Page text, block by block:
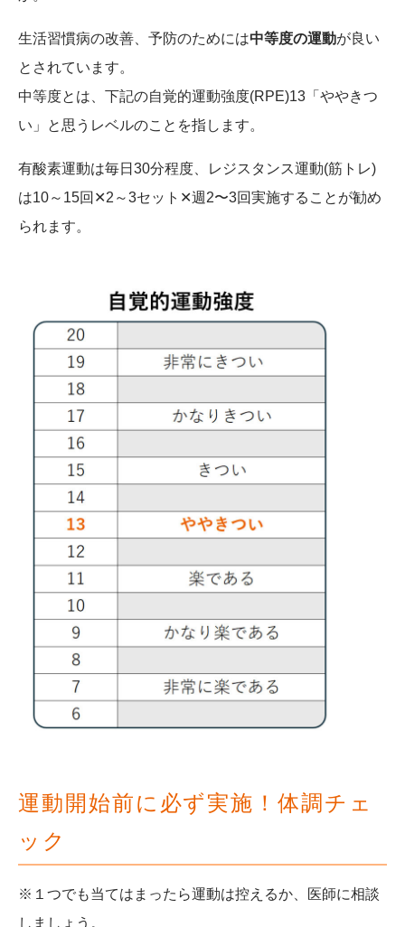
生活習慣病の改善、予防のためには中等度の運動が良い
とされています。
中等度とは、下記の自覚的運動強度(RPE)13「ややきつ
い」と思うレベルのことを指します。
有酸素運動は毎日30分程度、レジスタンス運動(筋トレ)
は10～15回✕2～3セット✕週2〜3回実施することが勧め
られます。
運動開始前に必ず実施！体調チェ
ック
※１つでも当てはまったら運動は控えるか、医師に相談
しましょう。